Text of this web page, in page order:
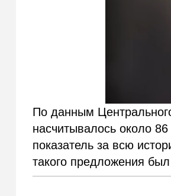
По данным
насчитывалось около
показатель за всю
такого предложения